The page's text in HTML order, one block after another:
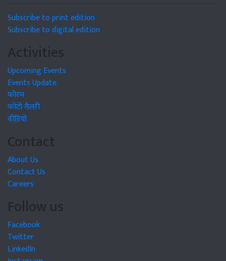
Subscribe to print edition
Subscribe to digital edition
Activities
Upcoming Events
Events Update
फोरम
फोटो गैलरी
वीडियो
Contact
About Us
Contact Us
Careers
Follow us
Facebook
Twitter
LinkedIn